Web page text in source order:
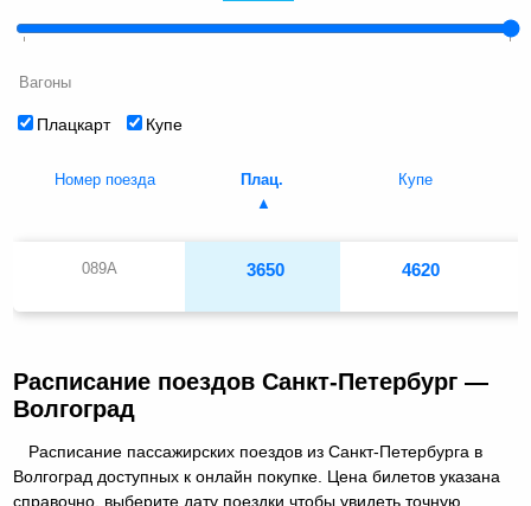
Вагоны
Плацкарт Купе
Номер поезда Плац. Купе
089А 3650 4620
Расписание поездов Санкт-Петербург —
Волгоград
Расписание пассажирских поездов из Санкт-Петербурга в
Волгоград доступных к онлайн покупке. Цена билетов указана
справочно, выберите дату поездки чтобы увидеть точную